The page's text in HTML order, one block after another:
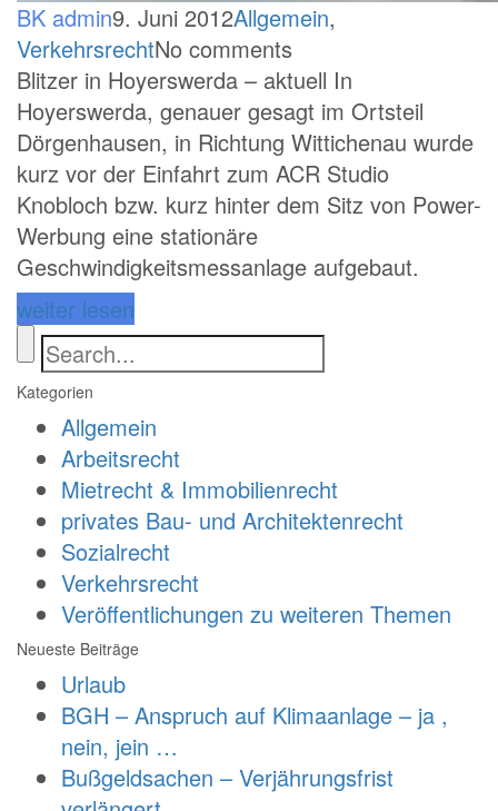
BK admin9. Juni 2012Allgemein,
VerkehrsrechtNo comments
Blitzer in Hoyerswerda – aktuell In
Hoyerswerda, genauer gesagt im Ortsteil
Dörgenhausen, in Richtung Wittichenau wurde
kurz vor der Einfahrt zum ACR Studio
Knobloch bzw. kurz hinter dem Sitz von Power-
Werbung eine stationäre
Geschwindigkeitsmessanlage aufgebaut.
weiter lesen
Kategorien
Allgemein
Arbeitsrecht
Mietrecht & Immobilienrecht
privates Bau- und Architektenrecht
Sozialrecht
Verkehrsrecht
Veröffentlichungen zu weiteren Themen
Neueste Beiträge
Urlaub
BGH – Anspruch auf Klimaanlage – ja ,
nein, jein …
Bußgeldsachen – Verjährungsfrist